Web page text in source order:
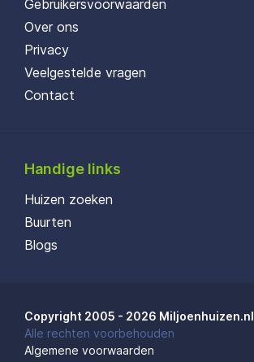
Gebruikersvoorwaarden
Over ons
Privacy
Veelgestelde vragen
Contact
Handige links
Huizen zoeken
Buurten
Blogs
Copyright 2005 - 2026 Miljoenhuizen.nl
Alle rechten voorbehouden
Algemene voorwaarden